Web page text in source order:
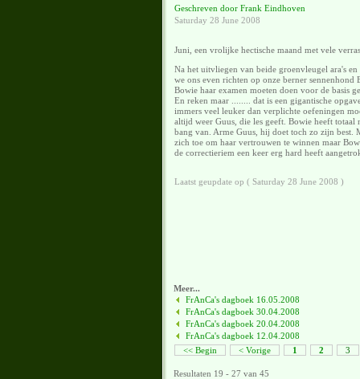
Geschreven door Frank Eindhoven
Saturday 28 June 2008
Juni, een vrolijke hectische maand met vele
Na het uitvliegen van beide groenvleugel ara's
we ons even richten op onze berner sennenhond
Bowie haar examen moeten doen voor de basis
En reken maar ........ dat is een gigantische
immers veel leuker dan verplichte oefeningen
altijd weer Guus, die les geeft. Bowie heeft totaal
bang van. Arme Guus, hij doet toch zo zijn best.
zich toe om haar vertrouwen te winnen maar
de correctieriem een keer erg hard heeft
Laatst geupdate op ( Saturday 28 June 2008 )
Meer...
FrAnCa's dagboek 16.05.2008
FrAnCa's dagboek 30.04.2008
FrAnCa's dagboek 20.04.2008
FrAnCa's dagboek 12.04.2008
<< Begin
< Vorige 1 2 3
Resultaten 19 - 27 van 45